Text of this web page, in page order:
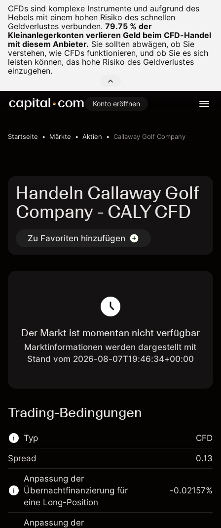
CFDs sind komplexe Instrumente und aufgrund des
Hebels mit einem hohen Risiko des schnellen
Geldverlustes verbunden. 79.75 % der
Kleinanlegerkonten verlieren Geld beim CFD-Handel
mit diesem Anbieter. Sie sollten abwägen, ob Sie
verstehen, wie CFDs funktionieren, und ob Sie es sich
leisten können, das hohe Risiko des Geldverlustes
einzugehen.
Konto eröffnen
Startseite Märkte Aktien Callaway Golf Company
Handeln Callaway Golf
Company - CALY CFD
Zu Favoriten hinzufügen
Der Markt ist momentan nicht verfügbar
Marktinformationen werden dargestellt mit
Stand vom 2026-08-07T19:46:34+00:00
Trading-Bedingungen
Typ
Dieser Finanzmarkt steht für das CFD-
Trading zur Verfügung.
Erfahren Sie mehr über:
CFDs
CFD
Spread 0.13
Anpassung der
Übernachtfinanzierung für
eine Long-Position
-0.02157%
Anpassung der